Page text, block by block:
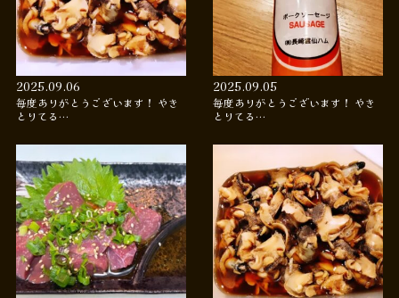
2025.09.06
毎度ありがとうございます！ やき
とりてる…
2025.09.05
毎度ありがとうございます！ やき
とりてる…